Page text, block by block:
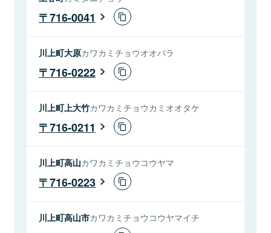
716-0041
川上町大原カワカミチョウオオバラ
716-0222
川上町上大竹カワカミチョウカミオオタケ
716-0211
川上町高山カワカミチョウコウヤマ
716-0223
川上町高山市カワカミチョウコウヤマイチ